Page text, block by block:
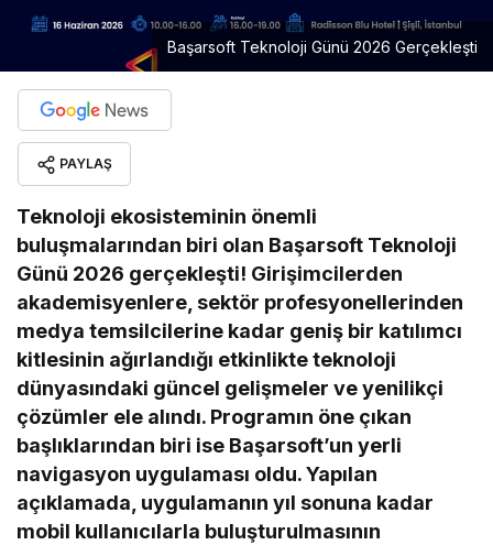
Başarsoft Teknoloji Günü 2026 Gerçekleşti
PAYLAŞ
Teknoloji ekosisteminin önemli
buluşmalarından biri olan Başarsoft Teknoloji
Günü 2026 gerçekleşti! Girişimcilerden
akademisyenlere, sektör profesyonellerinden
medya temsilcilerine kadar geniş bir katılımcı
kitlesinin ağırlandığı etkinlikte teknoloji
dünyasındaki güncel gelişmeler ve yenilikçi
çözümler ele alındı. Programın öne çıkan
başlıklarından biri ise Başarsoft’un yerli
navigasyon uygulaması oldu. Yapılan
açıklamada, uygulamanın yıl sonuna kadar
mobil kullanıcılarla buluşturulmasının